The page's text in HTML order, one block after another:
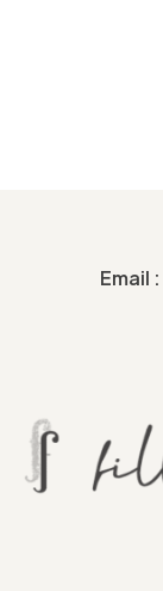
Email :